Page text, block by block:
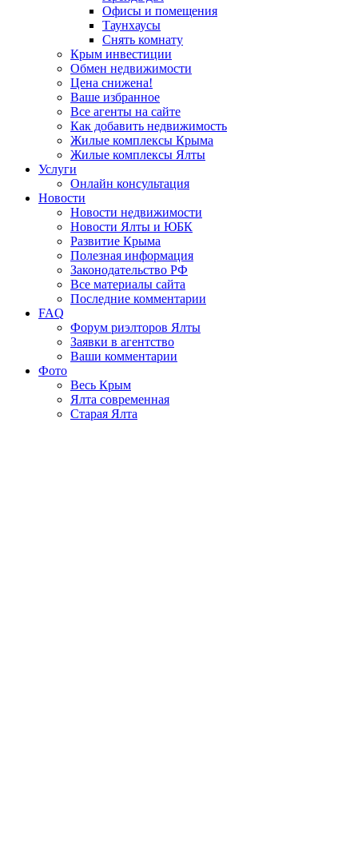
Офисы и помещения
Таунхаусы
Снять комнату
Крым инвестиции
Обмен недвижимости
Цена снижена!
Ваше избранное
Все агенты на сайте
Как добавить недвижимость
Жилые комплексы Крыма
Жилые комплексы Ялты
Услуги
Онлайн консультация
Новости
Новости недвижимости
Новости Ялты и ЮБК
Развитие Крыма
Полезная информация
Законодательство РФ
Все материалы сайта
Последние комментарии
FAQ
Форум риэлторов Ялты
Заявки в агентство
Ваши комментарии
Фото
Весь Крым
Ялта современная
Старая Ялта